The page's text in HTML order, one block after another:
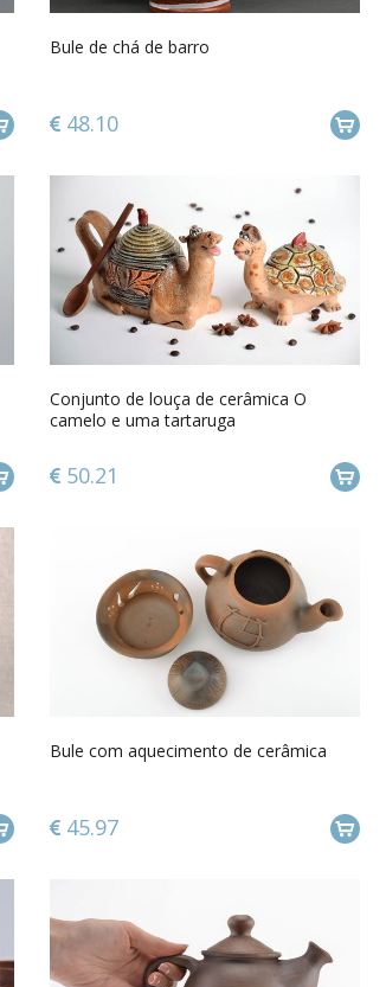
Bule de chá de barro
48.10
Conjunto de louça de cerâmica O
camelo e uma tartaruga
50.21
Bule com aquecimento de cerâmica
45.97